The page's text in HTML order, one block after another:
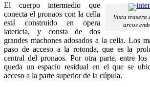
Vista trasera
arcos
El cuerpo intermedio que
conecta el pronaos con la cella
está construido en opera
latericia, y consta de dos
grandes machones adosados a la cella. Los
paso de acceso a la rotonda, que es la
central del pronaos. Por otra parte, entre
queda un espacio residual en el que se
acceso a la parte superior de la cúpula.